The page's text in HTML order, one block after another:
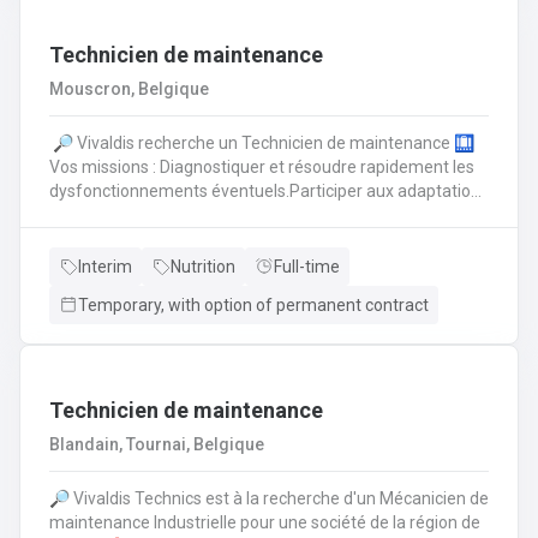
pour relancer la chaîne.Anticipation : Piloter la
techniques.Optimisation : Ajuster les paramétrages pour
Travailler main dans la main avec les opérateurs et
proposer des améliorations concrètes sur les
processus.Rigueur : Tracer chaque intervention et veiller
Technicien de maintenance
Mouscron, Belgique
🔎 Vivaldis recherche un Technicien de maintenance 🛄
Vos missions : Diagnostiquer et résoudre rapidement les
dysfonctionnements éventuels.Participer aux adaptations
sécurisé.Assurer le bon déroulement du processus de
maintenance préventive et curative pour optimiser les
Interim Nutrition
Full-time
Temporary, with option of permanent contract
Technicien de maintenance
Blandain, Tournai, Belgique
🔎 Vivaldis Technics est à la recherche d'un Mécanicien de
maintenance Industrielle pour une société de la région de